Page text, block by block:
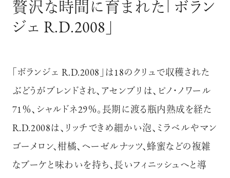
贅沢な時間に育まれた「ボラン
ジェ R.D.2008」
「ボランジェ R.D.2008」は18のクリュで収穫された
ぶどうがブレンドされ、アセンブリは、ピノ・ノワール
71％、シャルドネ29％。長期に渡る瓶内熟成を経た
R.D.2008は、リッチできめ細かい泡、ミラベルやマン
ゴーメロン、柑橘、ヘーゼルナッツ、蜂蜜などの複雑
なブーケと味わいを持ち、長いフィニッシュへと導